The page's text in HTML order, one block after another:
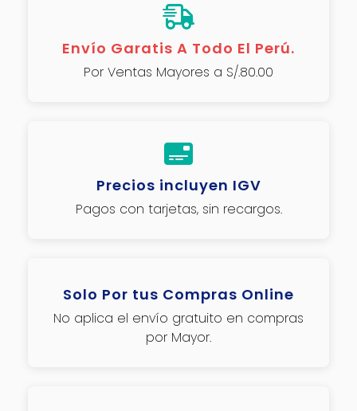
Envío Garatis A Todo El Perú.
Por Ventas Mayores a S/.80.00
Precios incluyen IGV
Pagos con tarjetas, sin recargos.
Solo Por tus Compras Online
No aplica el envío gratuito en compras
por Mayor.